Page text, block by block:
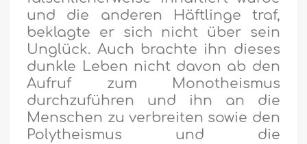
und die anderen Häftlinge traf,
beklagte er sich nicht über sein
Unglück. Auch brachte ihn dieses
dunkle Leben nicht davon ab den
Aufruf zum Monotheismus
durchzuführen und ihn an die
Menschen zu verbreiten sowie den
Polytheismus und die